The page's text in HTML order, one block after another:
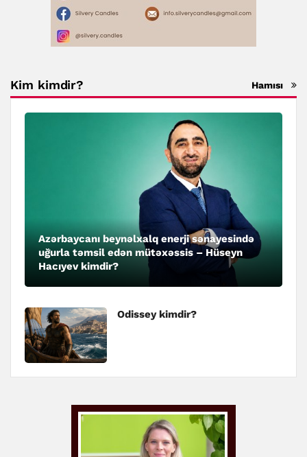
Kim kimdir? Hamısı
Azərbaycanı beynəlxalq enerji sənayesində
uğurla təmsil edən mütəxəssis – Hüseyn
Hacıyev kimdir?
Odissey kimdir?